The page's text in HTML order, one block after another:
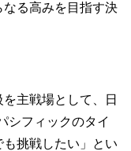
る高みを目指す決
主戦場として、日
シフィックのタイ
も挑戦したい」とい